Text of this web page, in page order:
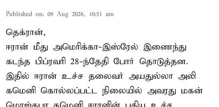
Published on: 09 Aug 2026, 10:51 am
தெக்ரான்,
ஈரான் மீது அமெரிக்கா-இஸ்ரேல் இணைந்து
கடந்த பிப்ரவரி 28-ந்தேதி போர் தொடுத்தன.
இதில் ஈரான் உச்ச தலைவர் அயதுல்லா அலி
கமெனி கொல்லப்பட்ட நிலையில் அவரது மகன்